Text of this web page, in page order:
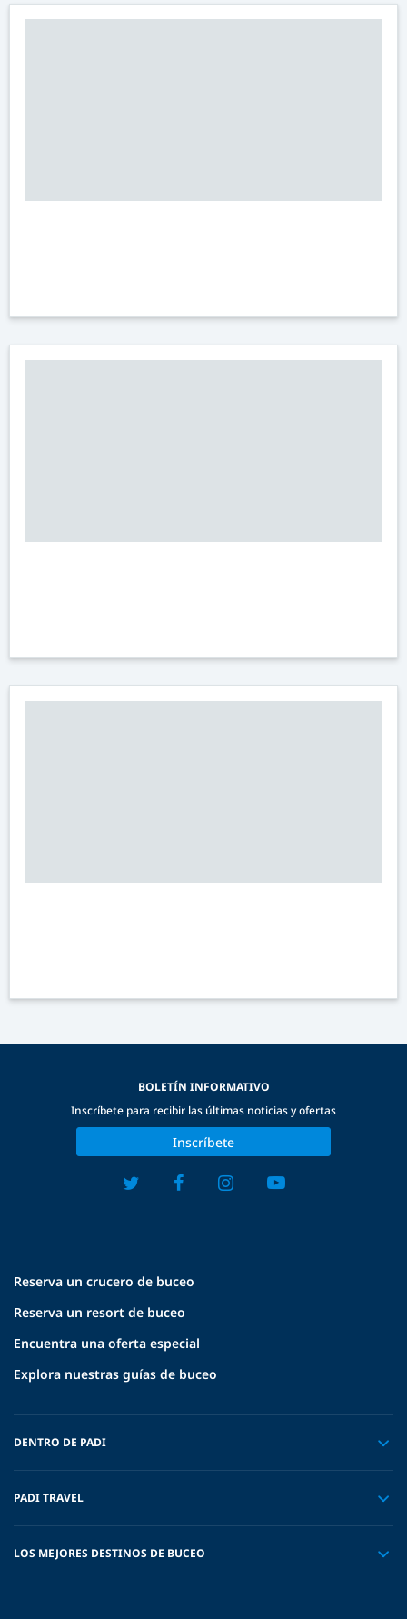
Reserva un crucero de buceo
Reserva un resort de buceo
Encuentra una oferta especial
Explora nuestras guías de buceo
DENTRO DE PADI
PADI TRAVEL
LOS MEJORES DESTINOS DE BUCEO
BOLETÍN INFORMATIVO
Inscríbete para recibir las últimas noticias y ofertas
Inscríbete